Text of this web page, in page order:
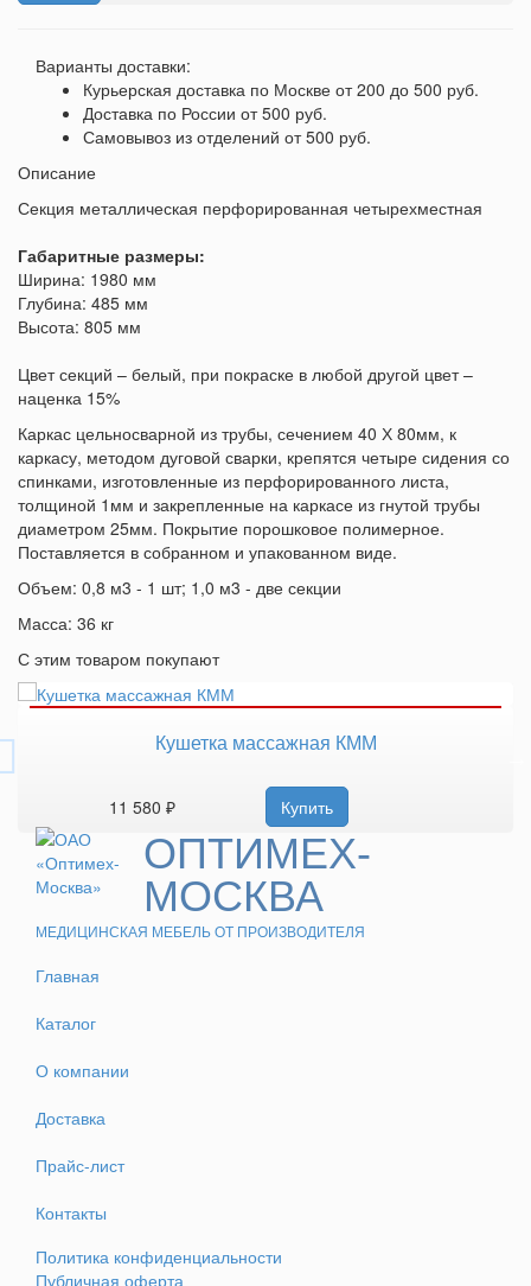
Варианты доставки:
Курьерская доставка по Москве от 200 до 500 руб.
Доставка по России от 500 руб.
Самовывоз из отделений от 500 руб.
Описание
Секция металлическая перфорированная четырехместная
Габаритные размеры:
Ширина: 1980 мм
Глубина: 485 мм
Высота: 805 мм
Цвет секций – белый, при покраске в любой другой цвет –
наценка 15%
Каркас цельносварной из трубы, сечением 40 Х 80мм, к
каркасу, методом дуговой сварки, крепятся четыре сидения со
спинками, изготовленные из перфорированного листа,
толщиной 1мм и закрепленные на каркасе из гнутой трубы
диаметром 25мм. Покрытие порошковое полимерное.
Поставляется в собранном и упакованном виде.
Объем: 0,8 м3 - 1 шт; 1,0 м3 - две секции
Масса: 36 кг
С этим товаром покупают
Кушетка массажная КММ
11 580 ₽ Купить
ОПТИМЕХ-
МОСКВА
МЕДИЦИНСКАЯ МЕБЕЛЬ ОТ ПРОИЗВОДИТЕЛЯ
Главная
Каталог
О компании
Доставка
Прайс-лист
Контакты
Политика конфиденциальности
Публичная оферта